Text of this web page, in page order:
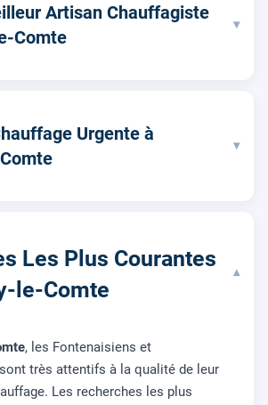
Artisan Chauffagiste
Comte
▾
Urgente à
▾
Les Plus Courantes
le-Comte
▾
, les Fontenaisiens et
très attentifs à la qualité de leur
Les recherches les plus